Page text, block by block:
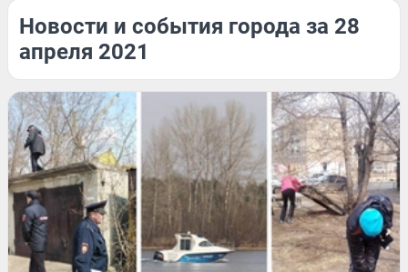
Новости и события города за 28
апреля 2021